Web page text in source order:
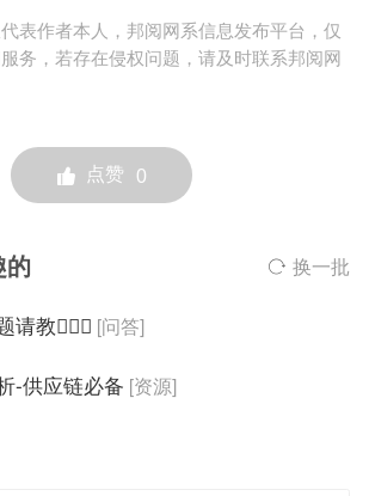
表作者本人，邦阅网系信息发布平台，仅
务，若存在侵权问题，请及时联系邦阅网
点赞 0
的 换一批
教🙋🏻‍♀️ [问答]
-供应链必备 [资源]